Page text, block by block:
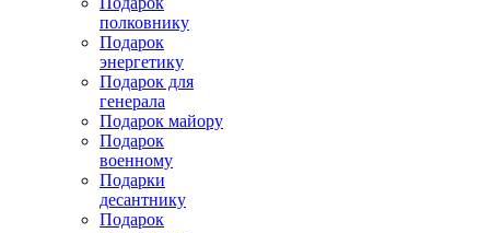
полковнику
Подарок
энергетику
Подарок для
генерала
Подарок майору
Подарок
военному
Подарки
десантнику
Подарок